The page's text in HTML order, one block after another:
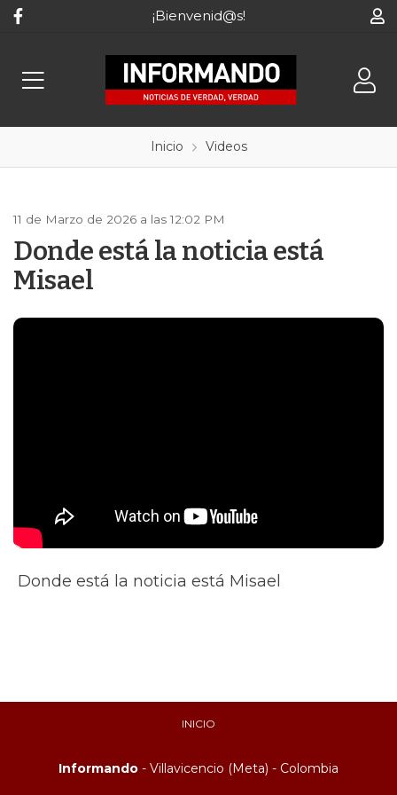
¡Bienvenid@s!
Inicio Videos
11 de Marzo de 2026 a las 12:02 PM
Donde está la noticia está
Misael
Donde está la noticia está Misael
INICIO
Informando - Villavicencio (Meta) - Colombia